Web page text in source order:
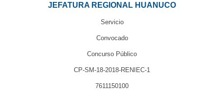
JEFATURA REGIONAL HUANUCO
Servicio
Convocado
Concurso Público
CP-SM-18-2018-RENIEC-1
7611150100